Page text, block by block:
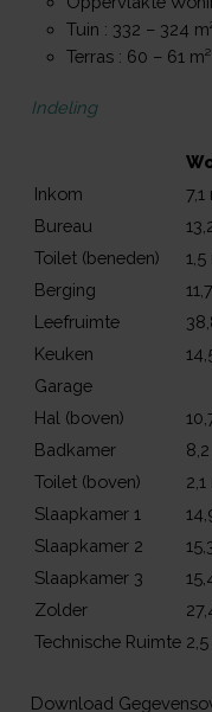
Tuin : 332 – 324
Terras : 60 – 61 m²
Indeling
Inkom
7,1
Bureau
Toilet (beneden)
1,5
Berging
Leefruimte
Keuken
Garage
Hal (boven)
Badkamer
Toilet (boven)
2,1
Slaapkamer 1
Slaapkamer 2
Slaapkamer 3
Zolder
Technische Ruimte
Download